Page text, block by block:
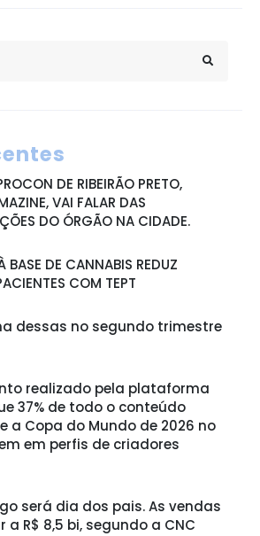
DE RIBEIRÃO PRETO,
VAI FALAR DAS
DO ÓRGÃO NA CIDADE.
BASE DE CANNABIS REDUZ
COM TEPT
dessas no segundo trimestre
realizado pela plataforma
37% de todo o conteúdo
a Copa do Mundo de 2026 no
em perfis de criadores
será dia dos pais. As vendas
a R$ 8,5 bi, segundo a CNC